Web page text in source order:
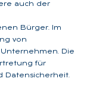
auch der
Bürger. Im
von
Die
für
Datensicherheit.